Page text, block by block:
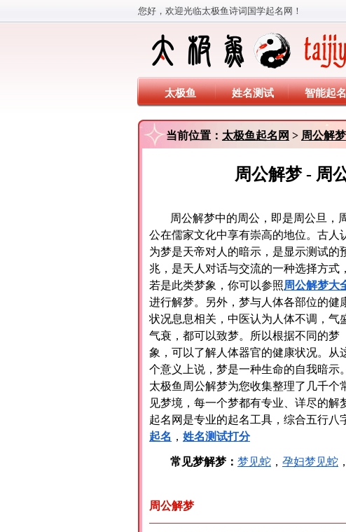
您好，欢迎光临太极鱼诗词国学起名网！
太极鱼 姓名测试 智能起名
当前位置： 太极鱼起名网 > 周公解梦
周公解梦 - 周
周公解梦中的周公，即是周公旦，
公在儒家文化中享有崇高的地位。古人
为梦是天帝对人的暗示，是显示测试的
兆，是天人对话与交流的一种选择方式，
若是此类梦象，你可以参照周公解梦大
进行解梦。另外，梦与人体各部位的健
状况息息相关，中医认为人体不调，气
气衰，都可以致梦。所以根据不同的梦
象，可以了解人体器官的健康状况。从
个意义上说，梦是一种生命的自我暗示。
太极鱼周公解梦为您收集整理了几千个
见梦境，每一个梦都有专业、详尽的解
起名网是专业的起名工具，综合五行八
起名 ， 姓名测试打分
常见梦解梦： 梦见蛇 ， 孕妇梦见蛇 ，
周公解梦